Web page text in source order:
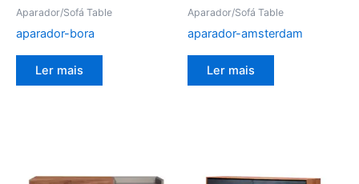
Aparador/Sofá Table
aparador-bora
Ler mais
Aparador/Sofá Table
aparador-amsterdam
Ler mais